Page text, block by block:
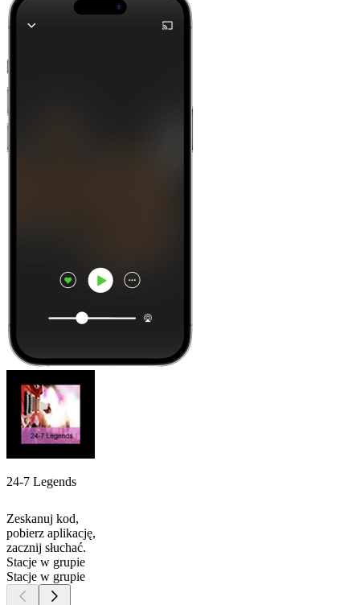
24-7 Legends
Zeskanuj kod,
pobierz aplikację,
zacznij słuchać.
Stacje w grupie
Stacje w grupie